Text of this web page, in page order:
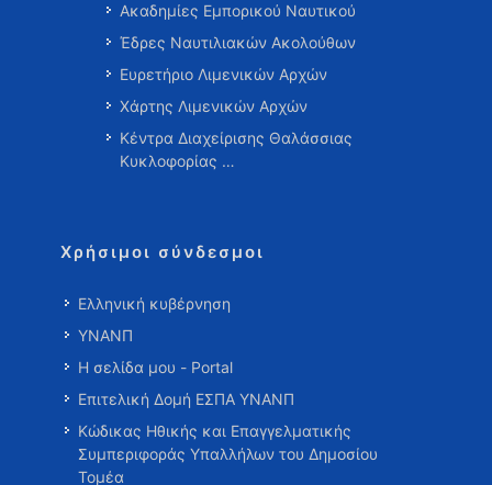
Ακαδημίες Εμπορικού Ναυτικού
Έδρες Ναυτιλιακών Ακολούθων
Ευρετήριο Λιμενικών Αρχών
Χάρτης Λιμενικών Αρχών
Κέντρα Διαχείρισης Θαλάσσιας
Κυκλοφορίας …
Χρήσιμοι σύνδεσμοι
Ελληνική κυβέρνηση
ΥΝΑΝΠ
Η σελίδα μου - Portal
Επιτελική Δομή ΕΣΠΑ ΥΝΑΝΠ
Κώδικας Ηθικής και Επαγγελματικής
Συμπεριφοράς Υπαλλήλων του Δημοσίου
Τομέα